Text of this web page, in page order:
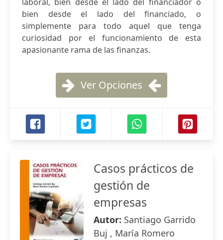
bien desde el lado del financiado, o
simplemente para todo aquel que tenga
curiosidad por el funcionamiento de esta
apasionante rama de las finanzas.
Ver Opciones
Casos prácticos de
gestión de
empresas
Autor: Santiago Garrido
Buj , María Romero